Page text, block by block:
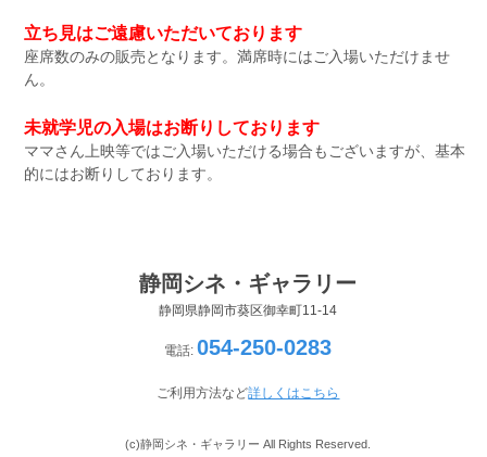
立ち見はご遠慮いただいております
座席数のみの販売となります。満席時にはご入場いただけませ
ん。
未就学児の入場はお断りしております
ママさん上映等ではご入場いただける場合もございますが、基本
的にはお断りしております。
静岡シネ・ギャラリー
静岡県静岡市葵区御幸町11-14
電話: 054-250-0283
ご利用方法など詳しくはこちら
(c)静岡シネ・ギャラリー All Rights Reserved.